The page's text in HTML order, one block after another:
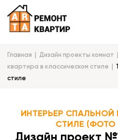
Главная Дизайн проекты комнат
квартира в классическом стиле
стиле
ИНТЕРЬЕР
СТИЛЕ (ФОТО
Дизайн проект